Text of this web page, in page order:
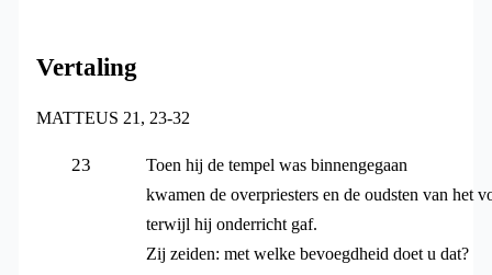
Vertaling
MATTEUS 21, 23-32
23
Toen hij de tempel was binnengegaan
kwamen de overpriesters en de oudsten van het
terwijl hij onderricht gaf.
Zij zeiden: met welke bevoegdheid doet u dat?